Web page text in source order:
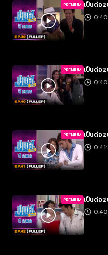
PREMIUM เป็นต่อ
PREMIUM เป็นต่อ
PREMIUM เป็นต่อ
PREMIUM เป็นต่อ